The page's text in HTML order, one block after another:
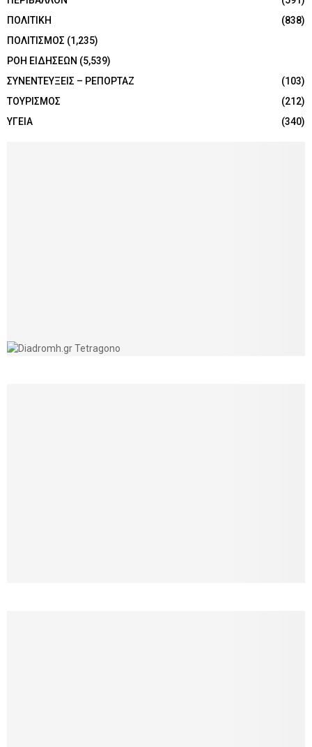
ΠΟΛΙΤΙΚΗ
(838)
ΠΟΛΙΤΙΣΜΟΣ (1,235)
ΡΟΗ ΕΙΔΗΣΕΩΝ (5,539)
ΣΥΝΕΝΤΕΥΞΕΙΣ – ΡΕΠΟΡΤΑΖ
(103)
ΤΟΥΡΙΣΜΟΣ
(212)
ΥΓΕΙΑ
(340)